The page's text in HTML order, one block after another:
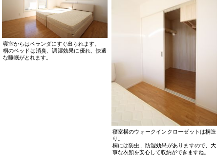
寝室からはベランダにすぐ出られます。
桐のベッドは消臭、調湿効果に優れ、快適
な睡眠がとれます。
寝室横のウォークインクローゼットは桐造
り。
桐には防虫、防湿効果がありますので、大
事な衣類を安心して収納ができますね。